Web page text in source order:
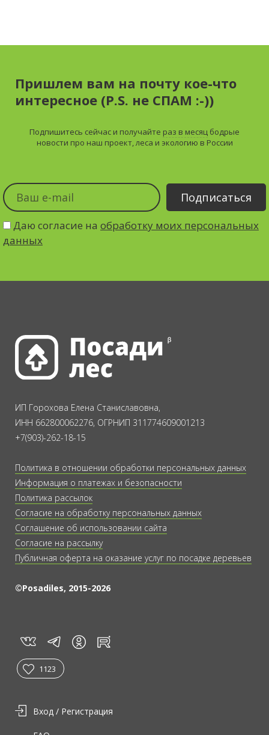
Пришлем вам на почту кое-что
интересное (P.S. не СПАМ :-))
Подпишитесь сейчас и получайте раз в месяц бодрые
новости про наш проект, леса и экологию в России
Даю согласие на обработку моих персональных
данных
ИП Горохова Елена Станиславовна,
ИНН 662800062276, ОГРНИП 311774609001213
+7(903)-262-18-15
Политика в отношении обработки персональных данных
Информация о платежах и безопасности
Политика рассылок
Согласие на обработку персональных данных
Соглашение об использовании сайта
Согласие на рассылку
Публичная оферта на оказание услуг по посадке деревьев
©Posadiles, 2015-2026
vk tg in rt
1123
Вход / Регистрация